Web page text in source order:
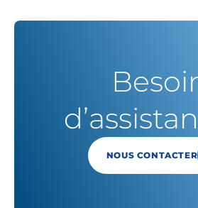
NOUS CONTACTER